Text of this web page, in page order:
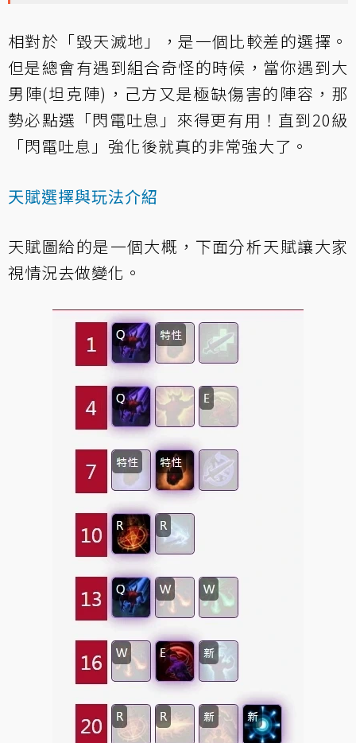
相對於「毀天滅地」，是一個比較差的選擇。
但是總會有遇到組合奇怪的時候，當你遇到大
男陣(坦克陣)，己方又是極缺傷害的陣容，那
勢必點選「閃電吐息」來得更有用！直到20級
「閃電吐息」強化後就真的非常強大了。
天賦選擇與玩法介紹
天賦圖給的是一個大概，下面分析天賦讓大家
視情況去做變化。